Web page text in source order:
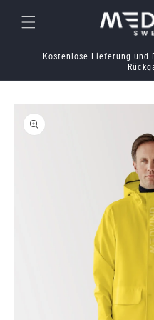
zum
Inhalt
Kostenlose Lieferung und